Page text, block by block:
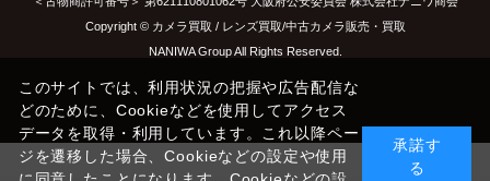
Copyright © カメラ買取 / レンズ買取/中古カメラ販売・買取
NANIWA Group All Rights Reserved.
このサイトでは、利用状況の把握や広告配信な
どのために、Cookieなどを使用してアクセス
データを取得・利用しています。これ以降ペー
ジを遷移した場合、Cookieなどの設定や使用
承諾す
る